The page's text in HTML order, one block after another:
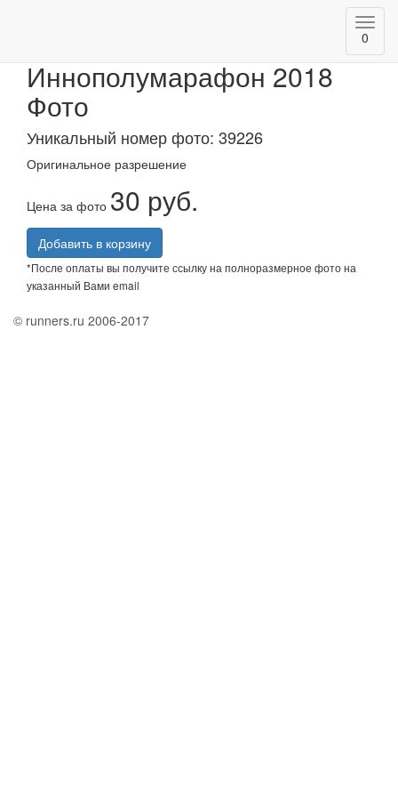
0
Иннополумарафон 2018
Фото
Уникальный номер фото: 39226
Оригинальное разрешение
Цена за фото 30 руб.
Добавить в корзину
*После оплаты вы получите ссылку на полноразмерное фото на
указанный Вами email
© runners.ru 2006-2017